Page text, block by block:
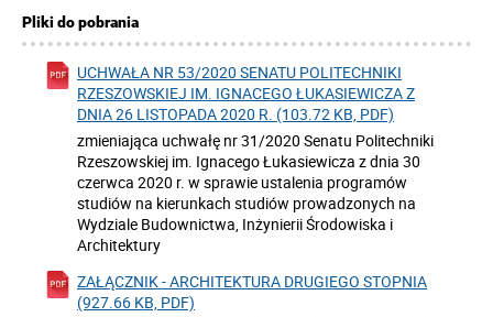
Pliki do pobrania
UCHWAŁA NR 53/2020 SENATU POLITECHNIKI
RZESZOWSKIEJ IM. IGNACEGO ŁUKASIEWICZA Z
DNIA 26 LISTOPADA 2020 R. (103.72 KB, PDF)
zmieniająca uchwałę nr 31/2020 Senatu Politechniki
Rzeszowskiej im. Ignacego Łukasiewicza z dnia 30
czerwca 2020 r. w sprawie ustalenia programów
studiów na kierunkach studiów prowadzonych na
Wydziale Budownictwa, Inżynierii Środowiska i
Architektury
ZAŁĄCZNIK - ARCHITEKTURA DRUGIEGO STOPNIA
(927.66 KB, PDF)